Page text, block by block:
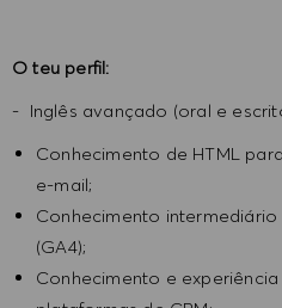
O teu perfil:
- Inglês avançado (oral e
Conhecimento de HTML
e-mail;
Conhecimento
(GA4);
Conhecimento e